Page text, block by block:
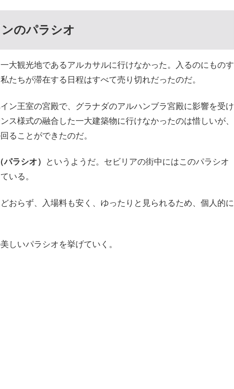
のパラシオ
大観光地であるアルカサルに行けなかった。入るのにものす
たちが滞在する日程はすべて売り切れだったのだ。
ン王室の宮殿で、グラナダのアルハンブラ宮殿に影響を受け
ス様式の融合した一大建築物に行けなかったのは惜しいが、
ることができたのだ。
ラシオ）
というようだ。セビリアの街中にはこのパラシオ
いる。
おらず、入場料も安く、ゆったりと見られるため、個人的に
しいパラシオを挙げていく。